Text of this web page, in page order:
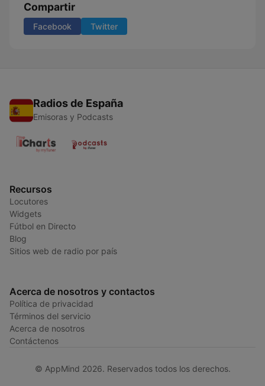
Compartir
Facebook Twitter
Radios de España
Emisoras y Podcasts
Recursos
Locutores
Widgets
Fútbol en Directo
Blog
Sitios web de radio por país
Acerca de nosotros y contactos
Política de privacidad
Términos del servicio
Acerca de nosotros
Contáctenos
© AppMind 2026. Reservados todos los derechos.